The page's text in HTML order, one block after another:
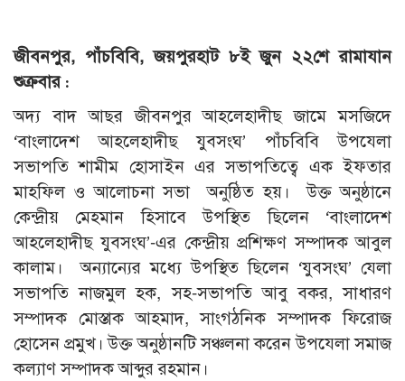
জীবনপুর, পাঁচবিবি, জয়পুরহাট ৮ই জুন ২২শে রামাযান
শুক্রবার :
অদ্য বাদ আছর জীবনপুর আহলেহাদীছ জামে মসজিদে
‘বাংলাদেশ আহলেহাদীছ যুবসংঘ’ পাঁচবিবি উপযেলা
সভাপতি শামীম হোসাইন এর সভাপতিত্বে এক ইফতার
মাহফিল ও আলোচনা সভা অনুষ্ঠিত হয়। উক্ত অনুষ্ঠানে
কেন্দ্রীয় মেহমান হিসাবে উপস্থিত ছিলেন ‘বাংলাদেশ
আহলেহাদীছ যুবসংঘ’-এর কেন্দ্রীয় প্রশিক্ষণ সম্পাদক আবুল
কালাম। অন্যান্যের মধ্যে উপস্থিত ছিলেন ‘যুবসংঘ’ যেলা
সভাপতি নাজমুল হক, সহ-সভাপতি আবু বকর, সাধারণ
সম্পাদক মোস্তাক আহমাদ, সাংগঠনিক সম্পাদক ফিরোজ
হোসেন প্রমুখ। উক্ত অনুষ্ঠানটি সঞ্চলনা করেন উপযেলা সমাজ
কল্যাণ সম্পাদক আব্দুর রহমান।